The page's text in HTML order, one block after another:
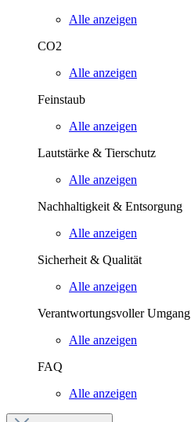
Alle anzeigen
CO2
Alle anzeigen
Feinstaub
Alle anzeigen
Lautstärke & Tierschutz
Alle anzeigen
Nachhaltigkeit & Entsorgung
Alle anzeigen
Sicherheit & Qualität
Alle anzeigen
Verantwortungsvoller Umgang
Alle anzeigen
FAQ
Alle anzeigen